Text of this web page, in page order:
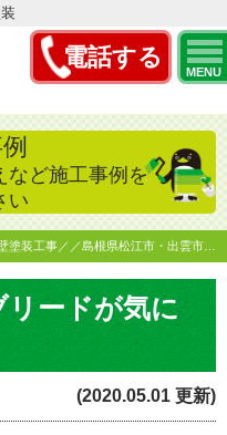
電話する
MENU
など施工事例を
い
工事／／島根県松江市・出雲市・雲南市・…
ードが気に
(2020.05.01 更新)